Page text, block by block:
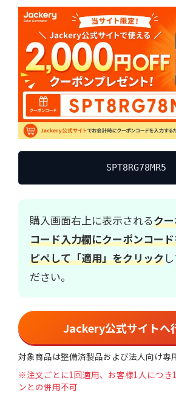
SPT8RG78MR5
購入画面右上に表示されるク
コード入力欄にクーポンコー
ピペして「適用」をクリックし
ださい。
Jackery公式サイトへ
対象商品は整備済製品および法人向け専
※注文ごとに1回適用、お客様1人につき
ンとの併用不可